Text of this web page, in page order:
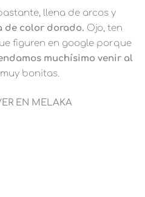
llena de arcos y
de color dorado. Ojo, ten
figuren en google porque
muchísimo venir al
bonitas.
EN MELAKA